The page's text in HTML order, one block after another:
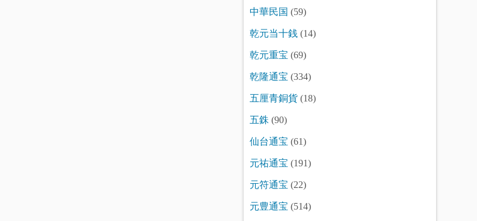
中華民国 (59)
乾元当十銭 (14)
乾元重宝 (69)
乾隆通宝 (334)
五厘青銅貨 (18)
五銖 (90)
仙台通宝 (61)
元祐通宝 (191)
元符通宝 (22)
元豊通宝 (514)